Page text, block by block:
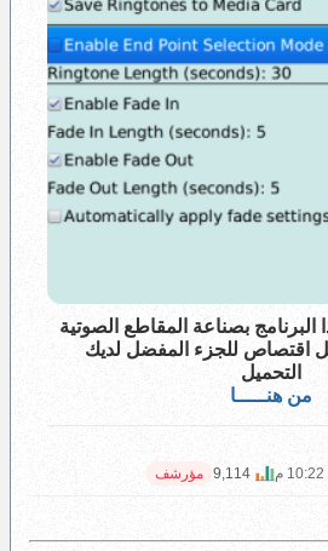
بصناعة المقاطع الصوتية
اقتصاص للجزء المفضل لديك
التحميل
من هنـــــا
9,114 مؤرشف